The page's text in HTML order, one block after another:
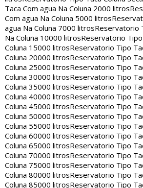
Taca Com agua Na Coluna 2000 litros
Com agua Na Coluna 5000 litros
agua Na Coluna 7000 litrosReservatorio
Na Coluna 10000 litrosReservatorio Tipo
Coluna 15000 litrosReservatorio Tipo
Coluna 20000 litrosReservatorio Tipo
Coluna 25000 litrosReservatorio Tipo
Coluna 30000 litrosReservatorio Tipo
Coluna 35000 litrosReservatorio Tipo
Coluna 40000 litrosReservatorio Tipo
Coluna 45000 litrosReservatorio Tipo
Coluna 50000 litrosReservatorio Tipo
Coluna 55000 litrosReservatorio Tipo
Coluna 60000 litrosReservatorio Tipo
Coluna 65000 litrosReservatorio Tipo
Coluna 70000 litrosReservatorio Tipo
Coluna 75000 litrosReservatorio Tipo
Coluna 80000 litrosReservatorio Tipo
Coluna 85000 litrosReservatorio Tipo